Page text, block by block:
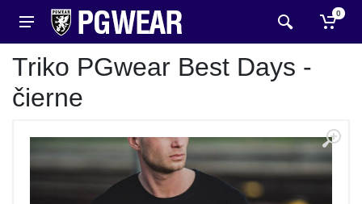
0
Triko PGwear Best Days -
čierne